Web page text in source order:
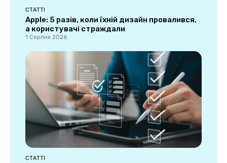
СТАТТІ
Apple: 5 разів, коли їхній дизайн провалився,
а користувачі страждали
1 Серпня 2026
СТАТТІ